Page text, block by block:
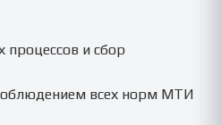
процессов и сбор
всех норм МТИ